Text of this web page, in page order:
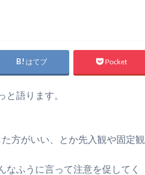
はてブ Pocket
と語ります。
方がいい、とか先入観や固定観
ふうに言って注意を促してく